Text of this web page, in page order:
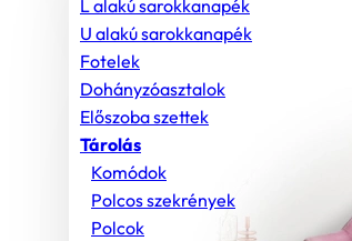
L alakú sarokkanapék
U alakú sarokkanapék
Fotelek
Dohányzóasztalok
Előszoba szettek
Tárolás
Komódok
Polcos szekrények
Polcok